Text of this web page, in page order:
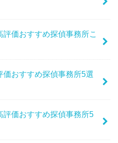
評価おすすめ探偵事務所こ
価おすすめ探偵事務所5選
評価おすすめ探偵事務所5